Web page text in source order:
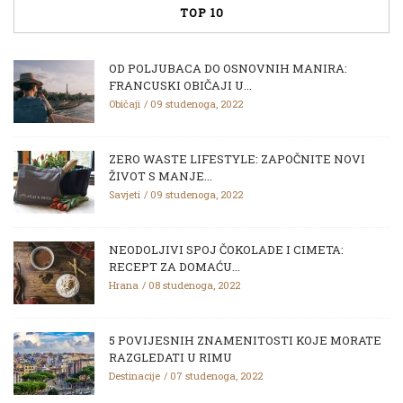
TOP 10
OD POLJUBACA DO OSNOVNIH MANIRA:
FRANCUSKI OBIČAJI U...
Običaji 09 studenoga, 2022
ZERO WASTE LIFESTYLE: ZAPOČNITE NOVI
ŽIVOT S MANJE...
Savjeti 09 studenoga, 2022
NEODOLJIVI SPOJ ČOKOLADE I CIMETA:
RECEPT ZA DOMAĆU...
Hrana 08 studenoga, 2022
5 POVIJESNIH ZNAMENITOSTI KOJE MORATE
RAZGLEDATI U RIMU
Destinacije 07 studenoga, 2022